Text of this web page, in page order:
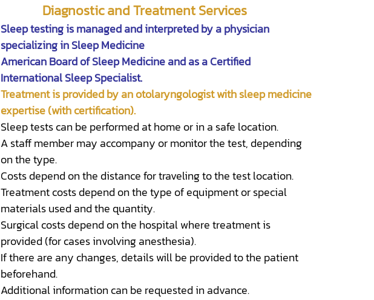
Diagnostic and Treatment Services
Sleep testing is managed and interpreted by a physician
specializing in Sleep Medicine
American Board of Sleep Medicine and as a Certified
International Sleep Specialist.
Treatment is provided by an otolaryngologist with sleep medicine
expertise (with certification).
Sleep tests can be performed at home or in a safe location.
A staff member may accompany or monitor the test, depending
on the type.
Costs depend on the distance for traveling to the test location.
Treatment costs depend on the type of equipment or special
materials used and the quantity.
Surgical costs depend on the hospital where treatment is
provided (for cases involving anesthesia).
If there are any changes, details will be provided to the patient
beforehand.
Additional information can be requested in advance.